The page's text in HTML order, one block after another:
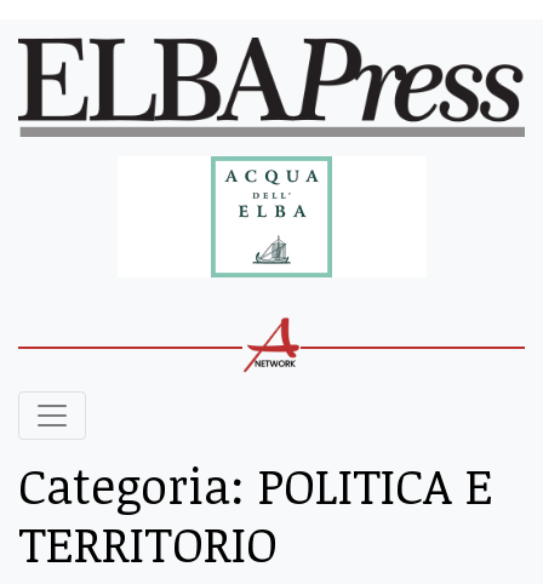
Categoria: POLITICA E
TERRITORIO